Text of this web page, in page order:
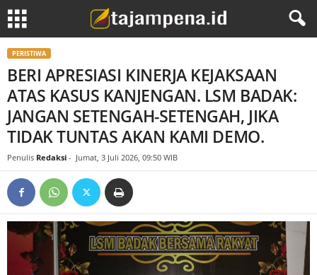
PERISTIWA
BERI APRESIASI KINERJA KEJAKSAAN
ATAS KASUS KANJENGAN. LSM BADAK:
JANGAN SETENGAH-SETENGAH, JIKA
TIDAK TUNTAS AKAN KAMI DEMO.
Penulis Redaksi - Jumat, 3 Juli 2026, 09:50 WIB